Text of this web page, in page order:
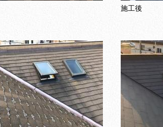
施工後